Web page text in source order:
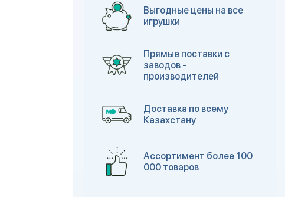
Выгодные цены на все
игрушки
Прямые поставки с
заводов -
производителей
Доставка по всему
Казахстану
Ассортимент более 100
000 товаров